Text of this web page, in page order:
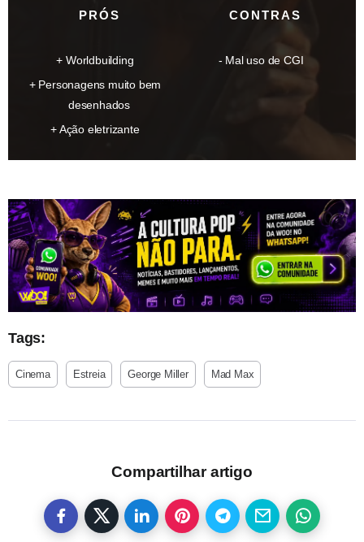
PRÓS
Worldbuilding
Personagens muito bem
desenhados
Ação eletrizante
CONTRAS
Mal uso de CGI
Tags:
Cinema Estreia George Miller Mad Max
Compartilhar artigo